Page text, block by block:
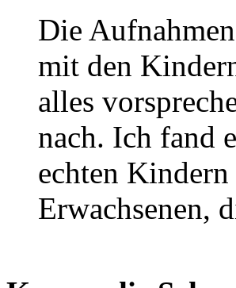
Die
mit den
alles
nach. Ich fand
echten
Erwachsenen,